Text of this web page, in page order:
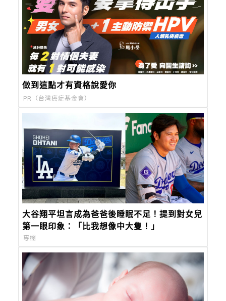
做到這點才有資格說愛你
PR（台灣癌症基金會）
大谷翔平坦言成為爸爸後睡眠不足！提到對女兒
第一眼印象：「比我想像中大隻！」
專欄